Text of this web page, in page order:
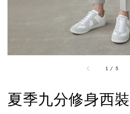
1 / 5
夏季九分修身西